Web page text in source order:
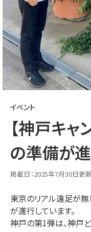
お知らせ・ブログ
お知らせ
コラム
お問い合わせ
お問い合わせ
学校情報
学校概要
提携校の紹介
イベント
【神戸キャ
の準備が進
掲載日：2025年7月30日更
東京のリアル遠足が
が進行しています。
神戸の第1弾は、神戸